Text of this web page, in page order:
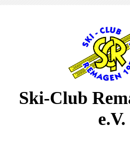
Ski-Club
e.V.